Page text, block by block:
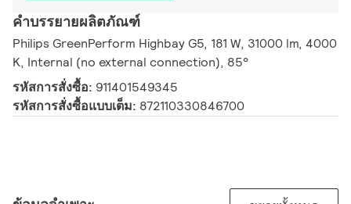
คำบรรยายผลิตภัณฑ์
Philips GreenPerform Highbay G5, 181 W, 31000 lm, 4000
K, Internal (no external connection), 85°
รหัสการสั่งซื้อ: 911401549345
รหัสการสั่งซื้อแบบเต็ม: 872110330846700